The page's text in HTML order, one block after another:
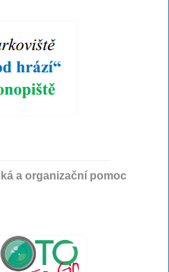
a organizační pomoc